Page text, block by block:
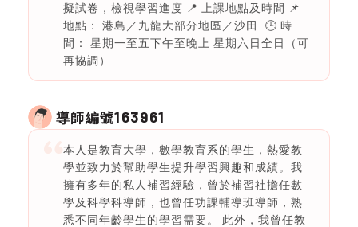
擬試卷，檢視學習進度 📍 上課地點及時間 📌
地點： 港島／九龍大部分地區／沙田 🕒 時
間： 星期一至五下午至晚上 星期六日全日（可
再協調）
導師編號163961
本人是教育大學，數學教育系的學生，熱愛教
學並致力於幫助學生提升學習興趣和成績。我
擁有多年的私人補習經驗，曾於補習社擔任數
學及科學科導師，也曾任功課輔導班導師，熟
悉不同年齡學生的學習需要。 此外，我曾任教